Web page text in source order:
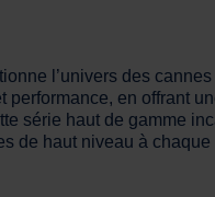
l’univers des
en offrant
série haut de gamme
de haut niveau à